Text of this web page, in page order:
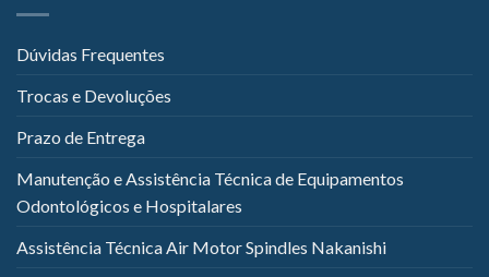
Dúvidas Frequentes
Trocas e Devoluções
Prazo de Entrega
Manutenção e Assistência Técnica de Equipamentos
Odontológicos e Hospitalares
Assistência Técnica Air Motor Spindles Nakanishi